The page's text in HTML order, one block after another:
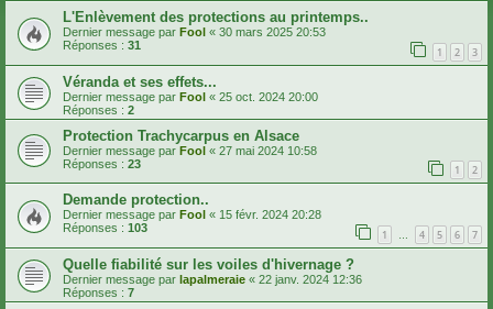
L'Enlèvement des protections au printemps..
Dernier message par Fool « 30 mars 2025 20:53
Réponses : 31 1 2 3
Véranda et ses effets...
Dernier message par Fool « 25 oct. 2024 20:00
Réponses : 2
Protection Trachycarpus en Alsace
Dernier message par Fool « 27 mai 2024 10:58
Réponses : 23 1 2
Demande protection..
Dernier message par Fool « 15 févr. 2024 20:28
Réponses : 103 1 … 4 5 6 7
Quelle fiabilité sur les voiles d'hivernage ?
Dernier message par lapalmeraie « 22 janv. 2024 12:36
Réponses : 7